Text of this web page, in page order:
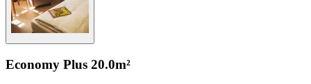
Economy Plus 20.0m²